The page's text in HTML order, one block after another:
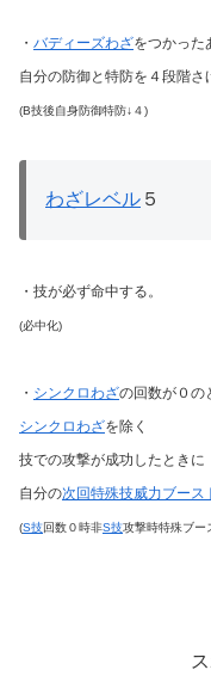
・ バディーズわざをつかった
自分の防御と特防を４段階さ
(B技後自身防御特防↓４)
わざレベル ５
・技が必ず命中する。
(必中化)
・ シンクロわざの回数が０の
シンクロわざを除く
技での攻撃が成功したときに
自分の次回特殊技威力ブース
(S技回数０時非S技攻撃時特殊ブー